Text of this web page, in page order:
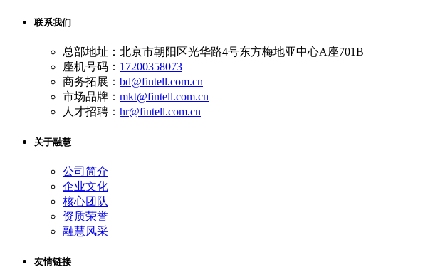
联系我们
总部地址：北京市朝阳区光华路4号东方梅地亚中心A座701B
座机号码： 17200358073
商务拓展： bd@fintell.com.cn
市场品牌： mkt@fintell.com.cn
人才招聘： hr@fintell.com.cn
关于融慧
公司简介
企业文化
核心团队
资质荣誉
融慧风采
友情链接